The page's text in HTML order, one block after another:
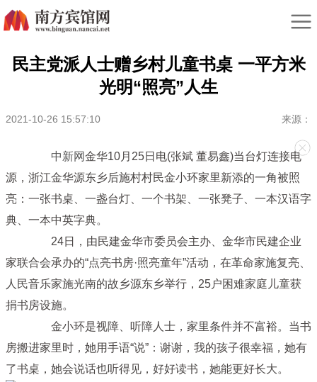
民主党派人士赠乡村儿童书桌 一平方米
光明“照亮”人生
2021-10-26 15:57:10 来源：
中新网金华10月25日电(张斌 董易鑫)当台灯连接电
源，浙江金华源东乡后施村村民金小环家里新添的一角被照
亮：一张书桌、一盏台灯、一个书架、一张凳子、一本汉语字
典、一本中英字典。
24日，由民建金华市委员会主办、金华市民建企业
家联合会承办的“点亮书房·照亮童年”活动，在革命家施复亮、
人民音乐家施光南的故乡源东乡举行，25户困难家庭儿童获
捐书房设施。
金小环是视障、听障人士，家里条件并不富裕。当书
房搬进家里时，她用手语“说”：谢谢，我的孩子很幸福，她有
了书桌，她会说话也听得见，好好读书，她能更好长大。